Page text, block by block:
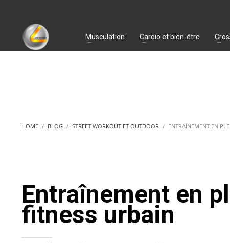
Musculation Cardio et bien-être
HOME BLOG STREET WORKOUT ET OUTDOOR ENTRAÎNEMENT EN
Entraînement en
fitness urbain